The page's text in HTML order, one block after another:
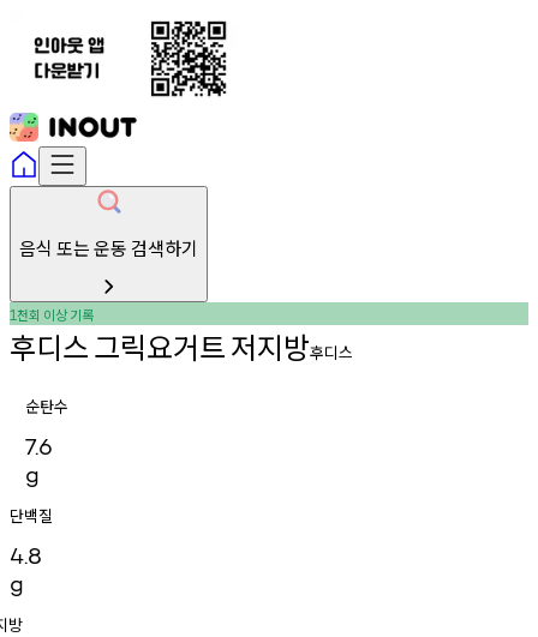
음식 또는 운동 검색하기
1천회 이상기록
후디스그릭요거트저지방후디스
순탄수
7.6
g
단백질
4.8
g
방